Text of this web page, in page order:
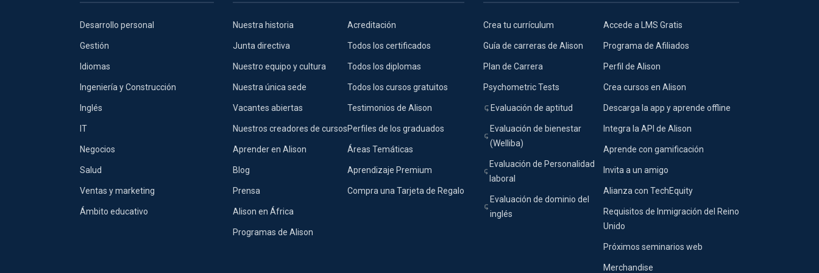
Desarrollo personal
Gestión
Idiomas
Ingeniería y Construcción
Inglés
IT
Negocios
Salud
Ventas y marketing
Ámbito educativo
Nuestra historia
Junta directiva
Nuestro equipo y cultura
Nuestra única sede
Vacantes abiertas
Nuestros creadores de cursos
Aprender en Alison
Blog
Prensa
Alison en África
Programas de Alison
Acreditación
Todos los certificados
Todos los diplomas
Todos los cursos gratuitos
Testimonios de Alison
Perfiles de los graduados
Áreas Temáticas
Aprendizaje Premium
Compra una Tarjeta de Regalo
Crea tu currículum
Guía de carreras de Alison
Plan de Carrera
Psychometric Tests
Evaluación de aptitud
Evaluación de bienestar
(Welliba)
Evaluación de Personalidad
laboral
Evaluación de dominio del
inglés
Accede a LMS Gratis
Programa de Afiliados
Perfil de Alison
Crea cursos en Alison
Descarga la app y aprende offline
Integra la API de Alison
Aprende con gamificación
Invita a un amigo
Alianza con TechEquity
Requisitos de Inmigración del Reino
Unido
Próximos seminarios web
Merchandise